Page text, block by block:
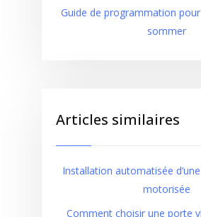
Guide de programmation
sommer
Articles similaires
Installation automatisée
motorisée
Comment choisir une porte